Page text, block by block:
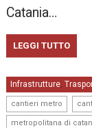
Catania…
LEGGI TUTTO
Infrastrutture,
cantieri metro
metropolitana di